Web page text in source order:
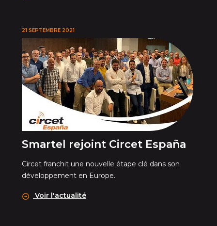
21 SEPTEMBRE 2021
Smartel rejoint Circet España
Circet franchit une nouvelle étape clé dans son
développement en Europe.
Voir l'actualité